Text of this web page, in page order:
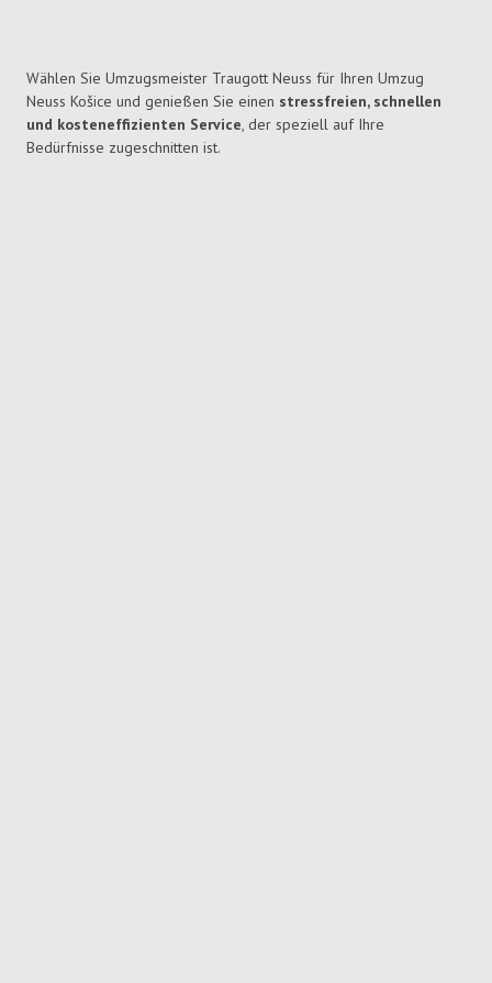
Wählen Sie Umzugsmeister Traugott Neuss für Ihren Umzug
Neuss Košice und genießen Sie einen stressfreien, schnellen
und kosteneffizienten Service, der speziell auf Ihre
Bedürfnisse zugeschnitten ist.